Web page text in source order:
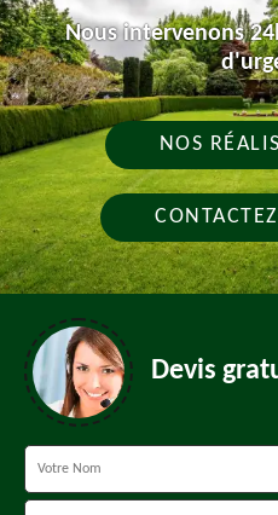
Nous intervenons
NOS
Devis